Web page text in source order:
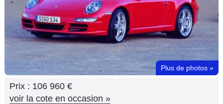
Services
Forum
Moto
Marques
Plus de photos »
Prix : 106 960 €
voir la cote en occasion »